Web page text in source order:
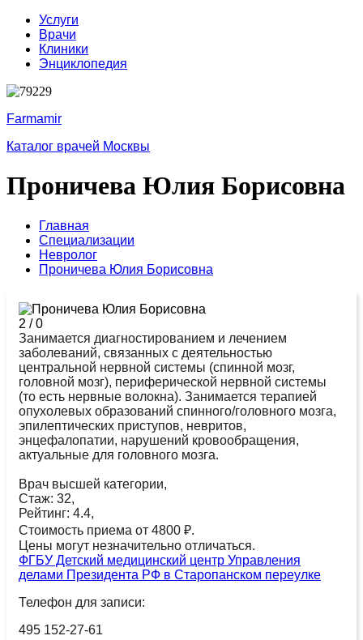
Услуги
Врачи
Клиники
Энциклопедия
Farmamir
Каталог врачей Москвы
Проничева Юлия Борисовна
Главная
Специализации
Невролог
Проничева Юлия Борисовна
2 /0
Занимается диагностированием и лечением
заболеваний, связанных с деятельностью
центральной нервной системы (спинной мозг,
головной мозг), периферической нервной системы
(то есть нервные волокна). Занимается терапией
опухолевых образований спинного/головного мозга,
эпилептических приступов, невритов,
энцефалопатии, нарушений кровообращения,
актуальные для головного мозга.
Врач высшей категории,
Стаж: 32,
Рейтинг: 4.4,
Стоимость приема от 4800 ₽.
Цены могут незначительно отличаться.
ФГБУ Детский медицинский центр Управления
делами Президента РФ в Старопанском переулке
Телефон для записи:
495 152-27-61